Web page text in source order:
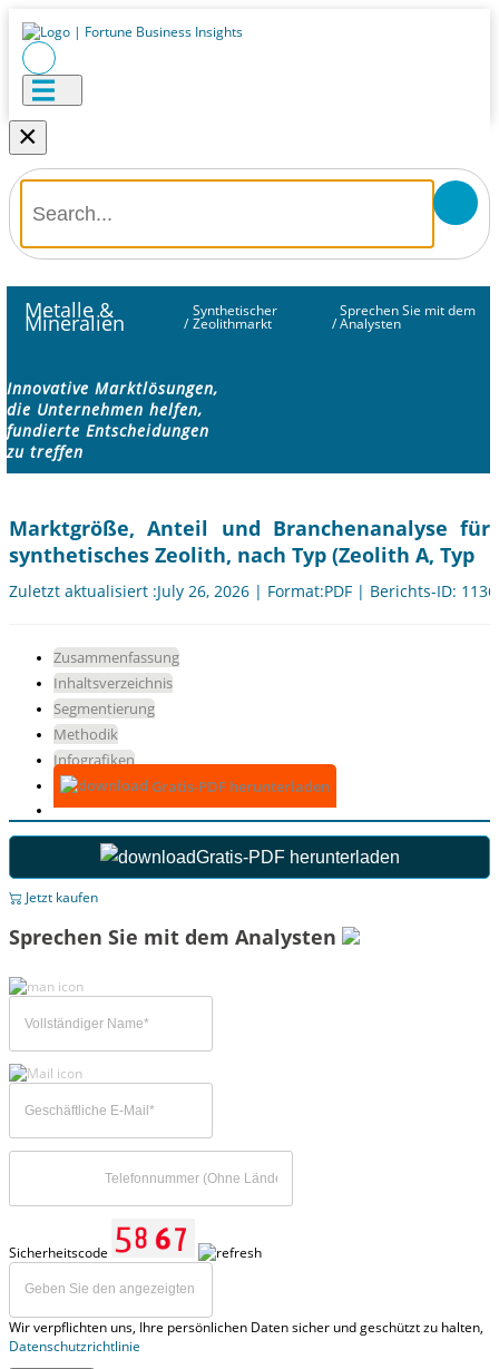
×
Metalle &
Mineralien /
Synthetischer
Zeolithmarkt /
Sprechen Sie mit dem
Analysten
Innovative Marktlösungen,
die Unternehmen helfen,
fundierte Entscheidungen
zu treffen
Marktgröße, Anteil und Branchenanalyse für
synthetisches Zeolith, nach Typ (Zeolith A, Typ
Zuletzt aktualisiert :July 26, 2026 | Format:PDF | Berichts-ID:
Zusammenfassung
Inhaltsverzeichnis
Segmentierung
Methodik
Infografiken
Gratis-PDF herunterladen
Gratis-PDF herunterladen
Jetzt kaufen
Sprechen Sie mit dem Analysten
Sicherheitscode
Wir verpflichten uns, Ihre persönlichen Daten sicher und geschützt zu halten,
Datenschutzrichtlinie